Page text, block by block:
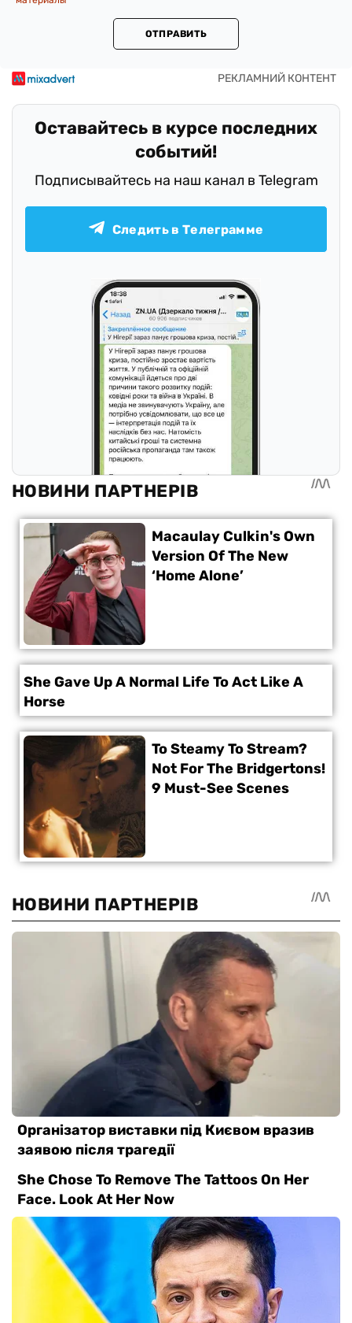
ОТПРАВИТЬ
Оставайтесь в курсе последних
событий!
Подписывайтесь на наш канал в Telegram
Следить в Телеграмме